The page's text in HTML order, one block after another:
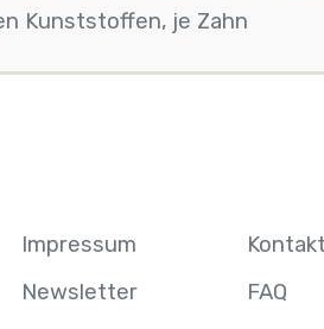
Kunststoffen, je Zahn
Impressum
Newsletter
Kontakt
FAQ